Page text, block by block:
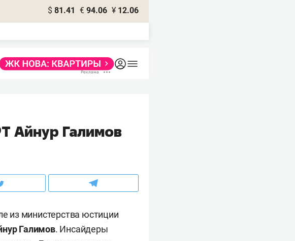
$ 81.41 € 94.06 ¥ 12.06
Айнур Галимов
из министерства юстиции
Галимов. Инсайдеры